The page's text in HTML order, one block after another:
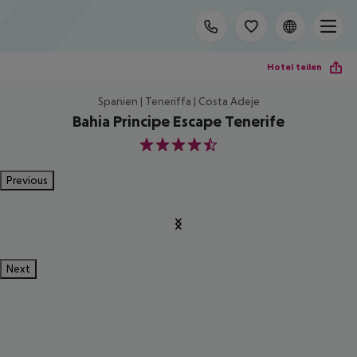
Hotel teilen
Spanien | Teneriffa | Costa Adeje
Bahia Principe Escape Tenerife
4.5
Previous
Next